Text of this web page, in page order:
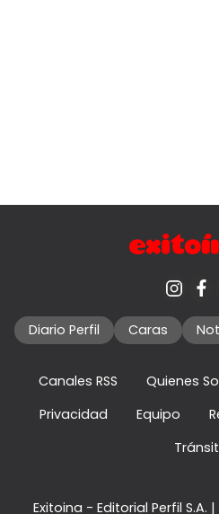
Diario Perfil Caras
Canales RSS Quienes
Privacidad
Equipo
Exitoina - Editorial Perfil S.A. |